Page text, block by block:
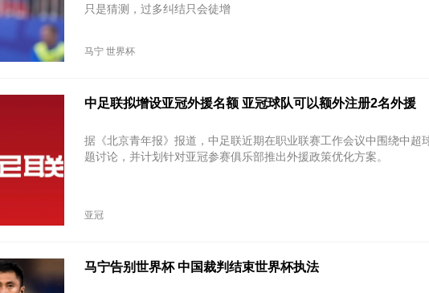
只是猜测，过多纠结只会徒增
马宁 世界杯
中足联拟增设亚冠外援名额 亚冠球队可以额外注册2名外援
据《北京青年报》报道，中足联近期在职业联赛工作会议中围绕中超
题讨论，并计划针对亚冠参赛俱乐部推出外援政策优化方案。
亚冠
马宁告别世界杯 中国裁判结束世界杯执法